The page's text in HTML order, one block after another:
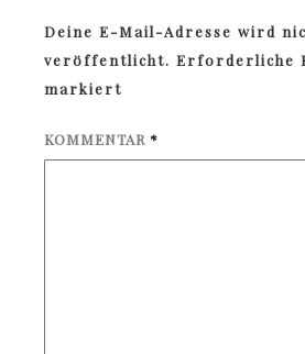
Deine E-Mail-Adresse wird
veröffentlicht. Erforderliche
markiert
KOMMENTAR *